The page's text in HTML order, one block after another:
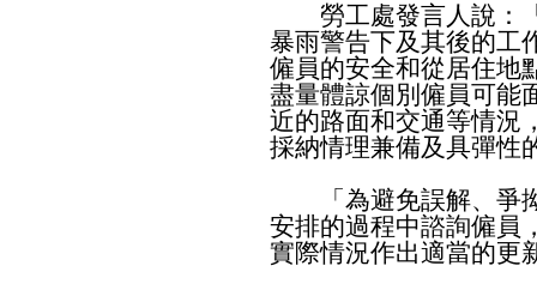
勞工處發言人說：「
暴雨警告下及其後的工
僱員的安全和從居住地
盡量體諒個別僱員可能
近的路面和交通等情況
採納情理兼備及具彈性
「為避免誤解、爭拗
安排的過程中諮詢僱員
實際情況作出適當的更